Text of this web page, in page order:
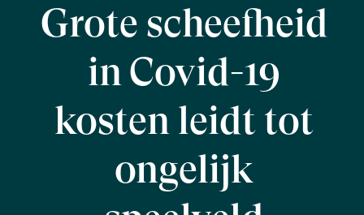
Grote scheefheid
in Covid-19
kosten leidt tot
ongelijk